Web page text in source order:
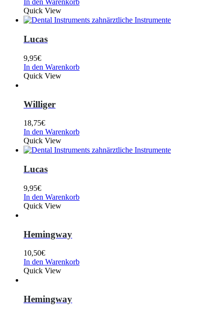
In den Warenkorb
Quick View
Lucas
9,95€
In den Warenkorb
Quick View
Williger
18,75€
In den Warenkorb
Quick View
Lucas
9,95€
In den Warenkorb
Quick View
Hemingway
10,50€
In den Warenkorb
Quick View
Hemingway